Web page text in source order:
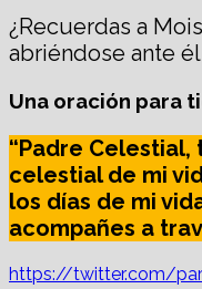
¿Recuerdas a
abriéndose ante
Una oración para
“Padre
celestial de mi
los días de mi
acompañes a
https://twitter.com/